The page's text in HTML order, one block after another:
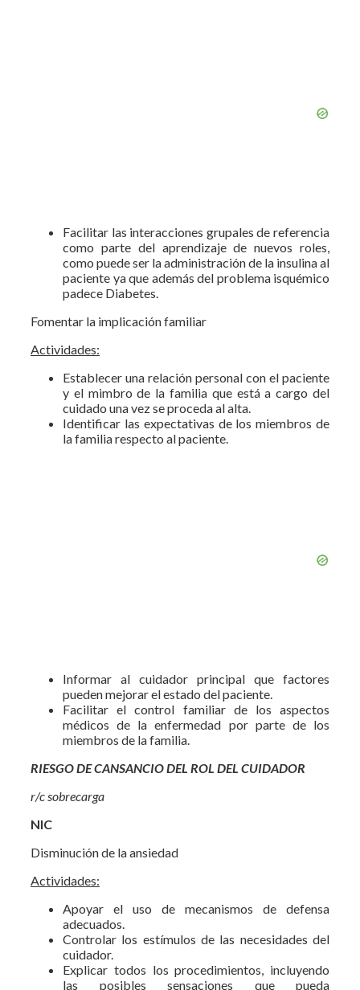
Facilitar las interacciones grupales de referencia
como parte del aprendizaje de nuevos roles,
como puede ser la administración de la insulina al
paciente ya que además del problema isquémico
padece Diabetes.
Fomentar la implicación familiar
Actividades:
Establecer una relación personal con el paciente
y el mimbro de la familia que está a cargo del
cuidado una vez se proceda al alta.
Identificar las expectativas de los miembros de
la familia respecto al paciente.
Informar al cuidador principal que factores
pueden mejorar el estado del paciente.
Facilitar el control familiar de los aspectos
médicos de la enfermedad por parte de los
miembros de la familia.
RIESGO DE CANSANCIO DEL ROL DEL CUIDADOR
r/c sobrecarga
NIC
Disminución de la ansiedad
Actividades:
Apoyar el uso de mecanismos de defensa
adecuados.
Controlar los estímulos de las necesidades del
cuidador.
Explicar todos los procedimientos, incluyendo
las posibles sensaciones que pueda